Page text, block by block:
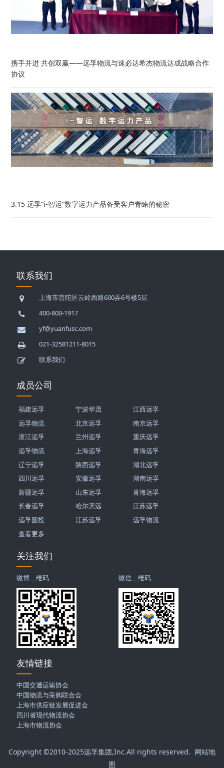
携手并进 共创双赢——远孚物流与速必达希杰物流达成战略合作
协议
3.15 远孚“i-智运”数字运力产品备受客户青睐的秘密
联系我们
上海市普陀区云岭西路600弄6号楼5层
400-800-1917
yf@yuanfusc.com
021-32581211-8015
联系我们
成员公司
福建远孚 宁波华茂
江西远孚
远孚物流
北京远孚
南京远孚
浙江远孚
兰州远孚
重庆远孚
远孚物流
上海远孚
青海远孚
辽宁远孚
陕西远孚
湖北远孚
四川远孚
安徽远孚
湖南远孚
新疆远孚
山东远孚
青海远孚
长春远孚
哈尔滨远
江苏远孚
远孚圆投
江苏远孚
远孚物流
查看更多
关注我们
微博二维码 微信二维码
友情链接
中国交通运输协会
中国物流与采购联合会
上海市供应链发展促进会
四川省现代物流协会
上海市物流协会
Copyright ©2010-2025远孚集团,Inc.All rights reserved. 网站地
图